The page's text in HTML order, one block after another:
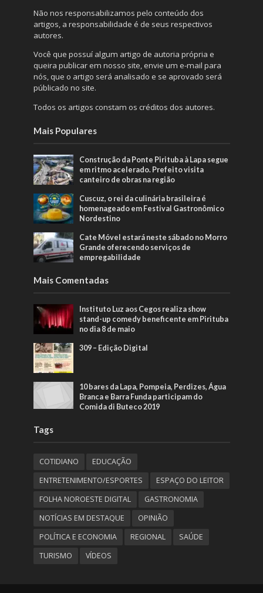
Não nos responsabilizamos pelo conteúdo dos
artigos, a responsabilidade é de seus respectivos
autores.
Você que possuí algum artigo de autoria própria e
queira publicar em nosso site, envie um e-mail para
nós, que o artigo será analisado e se aprovado será
públicado no site.
Todos os artigos constam os créditos dos autores.
Mais Populares
Construção da Ponte Pirituba à Lapa segue
em ritmo acelerado. Prefeito visita
canteiro de obras na região
Cuscuz, o rei da culinária brasileira é
homenageado em Festival Gastronômico
Nordestino
Cate Móvel estará neste sábado no Morro
Grande oferecendo serviços de
empregabilidade
Mais Comentadas
Instituto Luz aos Cegos realiza show
stand-up comedy beneficente em Pirituba
no dia 8 de maio
309 – Edição Digital
10 bares da Lapa, Pompeia, Perdizes, Água
Branca e Barra Funda participam do
Comida di Buteco 2019
Tags
COTIDIANO
EDUCAÇÃO
ENTRETENIMENTO/ESPORTES
ESPAÇO DO LEITOR
FOLHA NOROESTE DIGITAL
GASTRONOMIA
NOTÍCIAS EM DESTAQUE
OPINIÃO
POLÍTICA E ECONOMIA
REGIONAL
SAÚDE
TURISMO
VÍDEOS